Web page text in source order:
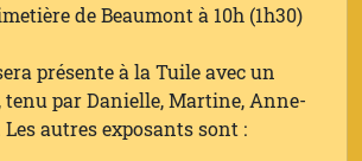
de Beaumont à 10h (1h30)
présente à la Tuile avec un
par Danielle, Martine, Anne-
autres exposants sont :